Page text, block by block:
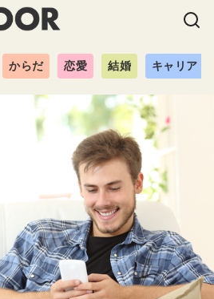
からだ 恋愛 結婚 キャリア